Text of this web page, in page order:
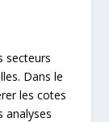
secteurs
Dans le
les cotes
analyses